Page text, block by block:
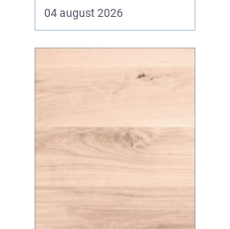
medarbejdere trives, og
04 august 2026